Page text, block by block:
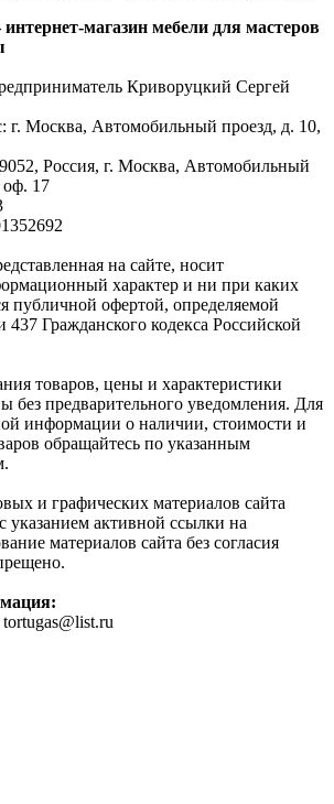
магазин мебели для мастеров
Криворуцкий Сергей
г. Москва, Автомобильный проезд, д. 10,
Россия, г. Москва, Автомобильный
оф. 17
на сайте, носит
характер и ни при каких
публичной офертой, определяемой
Гражданского кодекса Российской
товаров, цены и характеристики
без предварительного уведомления. Для
информации о наличии, стоимости и
обращайтесь по указанным
и графических материалов сайта
указанием активной ссылки на
материалов сайта без согласия